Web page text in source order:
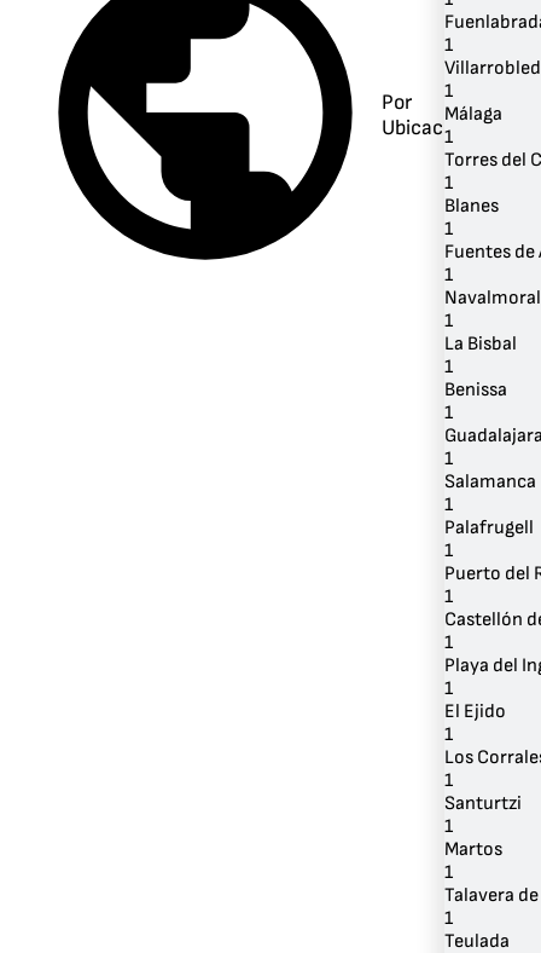
Por
Ubicación
1
1
Málaga
1
Torres del
1
Blanes
1
Fuentes
1
1
La Bisbal
1
Benissa
1
1
Salamanca
1
Palafrugell
1
Puerto del
1
Castellón
1
Playa del
1
El Ejido
1
Los
1
Santurtzi
1
Martos
1
Talavera
1
Teulada